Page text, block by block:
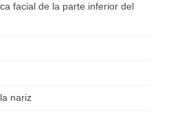
facial de la parte inferior del
nariz